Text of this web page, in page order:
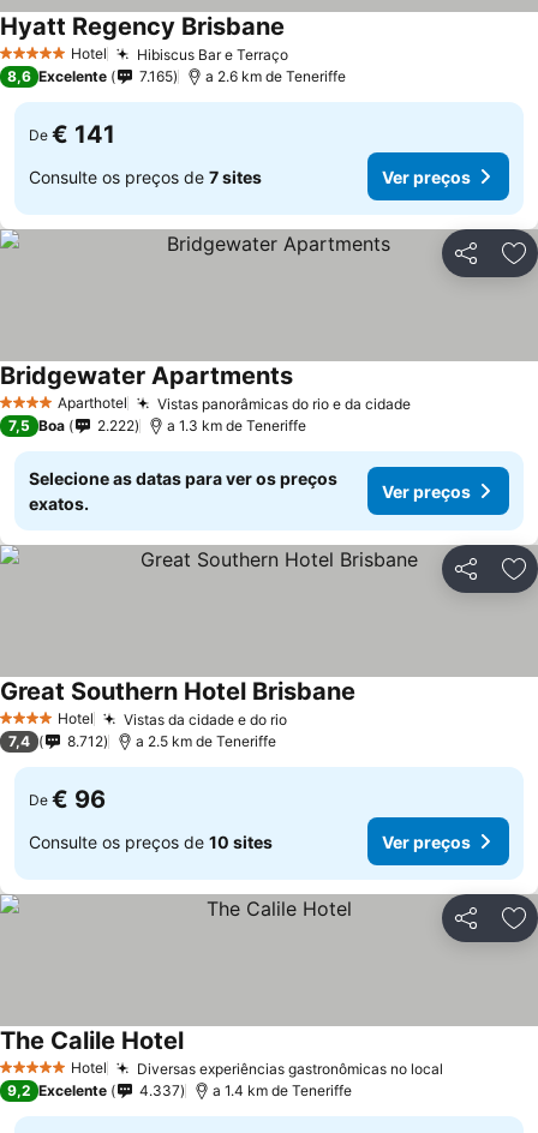
5 Estrelas Hotel Hibiscus Bar e Terraço
Hyatt Regency Brisbane
8,6 Excelente 7.165 a 2.6 km de Teneriffe
De € 141
Consulte os preços de 7 sites Ver preços
Partilhar
4 EstrelasAparthotel Vistas panorâmicas do rio e da cidade
Bridgewater Apartments
7,5 Boa 2.222 a 1.3 km de Teneriffe
Selecione as datas para ver os preços
exatos.
Ver preços
Partilhar
4 EstrelasHotel Vistas da cidade e do rio
Great Southern Hotel Brisbane
7,4 8.712 a 2.5 km de Teneriffe
De € 96
Consulte os preços de 10 sites Ver preços
Partilhar
5 Estrelas Hotel Diversas experiências gastronômicas no local
The Calile Hotel
9,2 Excelente 4.337 a 1.4 km de Teneriffe